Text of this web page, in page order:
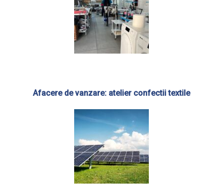
Afacere de vanzare: atelier confectii textile